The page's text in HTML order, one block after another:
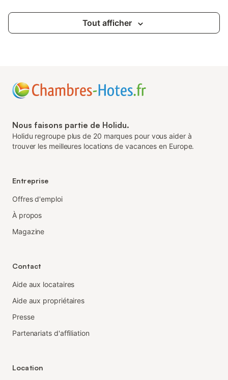
Tout afficher
Nous faisons partie de Holidu.
Holidu regroupe plus de 20 marques pour vous aider à
trouver les meilleures locations de vacances en Europe.
Entreprise
Offres d'emploi
À propos
Magazine
Contact
Aide aux locataires
Aide aux propriétaires
Presse
Partenariats d'affiliation
Location